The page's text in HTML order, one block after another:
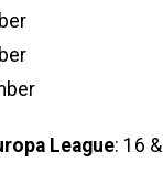
League: 16